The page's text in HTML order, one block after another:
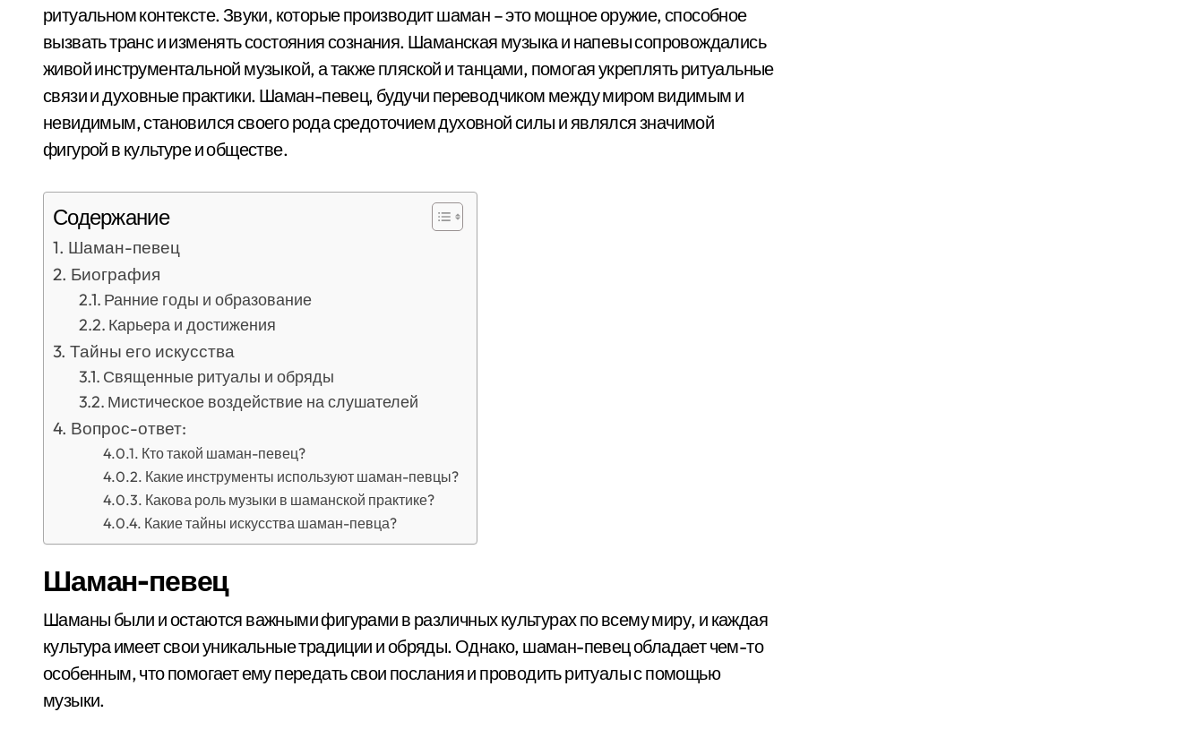
ритуальном контексте. Звуки, которые производит шаман – это мощное оружие, способное
вызвать транс и изменять состояния сознания. Шаманская музыка и напевы сопровождались
живой инструментальной музыкой, а также пляской и танцами, помогая укреплять ритуальные
связи и духовные практики. Шаман-певец, будучи переводчиком между миром видимым и
невидимым, становился своего рода средоточием духовной силы и являлся значимой
фигурой в культуре и обществе.
Содержание
Шаман-певец
Биография
Ранние годы и образование
Карьера и достижения
Тайны его искусства
Священные ритуалы и обряды
Мистическое воздействие на слушателей
Вопрос-ответ:
Кто такой шаман-певец?
Какие инструменты используют шаман-певцы?
Какова роль музыки в шаманской практике?
Какие тайны искусства шаман-певца?
Шаман-певец
Шаманы были и остаются важными фигурами в различных культурах по всему миру, и каждая
культура имеет свои уникальные традиции и обряды. Однако, шаман-певец обладает чем-то
особенным, что помогает ему передать свои послания и проводить ритуалы с помощью
музыки.